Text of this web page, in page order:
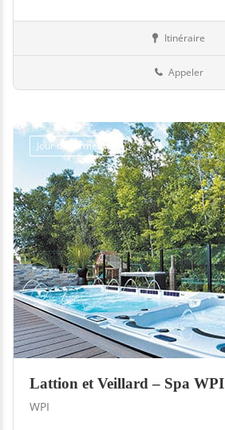
Itinéraire
Appeler
Jour de fermeture
Lattion et Veillard – Spa WPI
WPI